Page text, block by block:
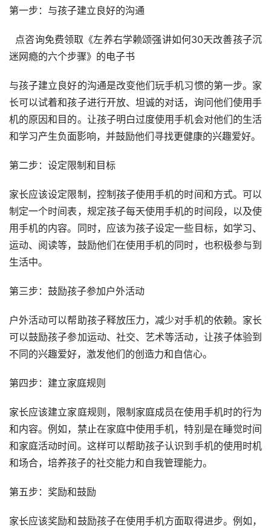
第一步：与孩子建立良好的沟通
迷网瘾的六个步骤》的电子书
与孩子建立良好的沟通是改变他们玩手机习惯的第一步。家
长可以试着和孩子进行开放、坦诚的对话，询问他们使用手
机的原因和目的。让孩子明白过度使用手机会对他们的生活
和学习产生负面影响，并鼓励他们寻找更健康的兴趣爱好。
第二步：设定限制和目标
家长应该设定限制，控制孩子使用手机的时间和方式。可以
制定一个时间表，规定孩子每天使用手机的时间段，以及使
用手机的内容。同时，应该为孩子设定一些目标，如学习、
运动、阅读等，鼓励他们在使用手机的同时，也积极参与到
生活中。
第三步：鼓励孩子参加户外活动
户外活动可以帮助孩子释放压力，减少对手机的依赖。家长
可以鼓励孩子参加运动、社交、艺术等活动，让孩子体验到
不同的兴趣爱好，激发他们的创造力和自信心。
第四步：建立家庭规则
家长应该建立家庭规则，限制家庭成员在使用手机时的行为
和内容。例如，禁止在家庭中使用手机，特别是在睡觉时间
和家庭活动时间。这样可以帮助孩子认识到手机的使用时机
和场合，培养孩子的社交能力和自我管理能力。
第五步：奖励和鼓励
家长应该奖励和鼓励孩子在使用手机方面取得进步。例如，